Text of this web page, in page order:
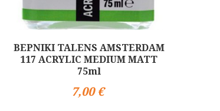
ΒΕΡΝΙΚΙ TALENS AMSTERDAM
117 ACRYLIC MEDIUM MATT
75ml
7,00 €